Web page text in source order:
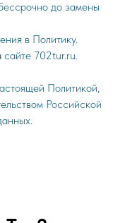
до замены
в Политику.
сайте 702tur.ru.
Политикой,
Российской